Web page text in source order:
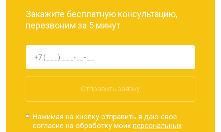
Закажите бесплатную консультацию,
перезвоним за 5 минут
Отправить заявку
Нажимая на кнопку отправить я даю свое
согласие на обработку моихперсональных